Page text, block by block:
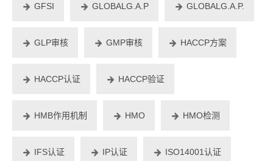
GFSI GLOBALG.A.P GLOBALG.A.P.
GLP审核 GMP审核 HACCP方案
HACCP认证 HACCP验证
HMB作用机制 HMO HMO检测
IFS认证 IP认证 ISO14001认证